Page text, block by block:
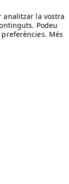
analitzar la vostra
Podeu
Més